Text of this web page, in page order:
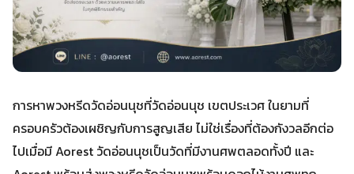
การหาพวงหรีดวัดอ่อนนุชที่วัดอ่อนนุช เขตประเวศ ในยามที่
ครอบครัวต้องเผชิญกับการสูญเสีย ไม่ใช่เรื่องที่ต้องกังวลอีกต่อ
ไปเมื่อมี Aorest วัดอ่อนนุชเป็นวัดที่มีงานศพตลอดทั้งปี และ